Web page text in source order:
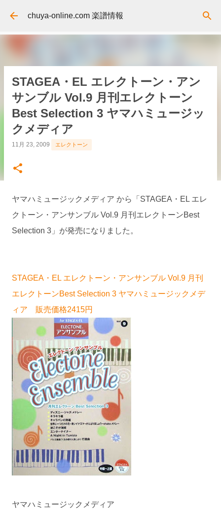
スキップしてメイン コンテンツに移動
chuya-online.com 楽譜情報
STAGEA・EL エレクトーン・アン
サンブル Vol.9 月刊エレクトーン
Best Selection 3 ヤマハミュージッ
クメディア
11月 23, 2009 エレクトーン
ヤマハミュージックメディア から「STAGEA・EL エレ
クトーン・アンサンブル Vol.9 月刊エレクトーンBest
Selection 3」が発売になりました。
STAGEA・EL エレクトーン・アンサンブル Vol.9 月刊
エレクトーンBest Selection 3 ヤマハミュージックメデ
ィア 販売価格2415円
ヤマハミュージックメディア